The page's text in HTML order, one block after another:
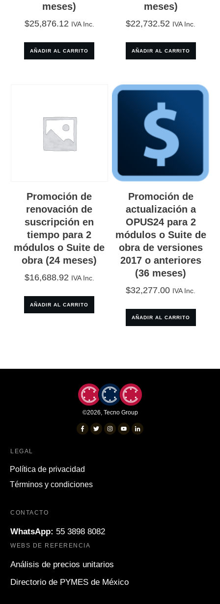
meses)
$25,876.12 IVA Inc.
AÑADIR AL CARRITO
meses)
$22,732.52 IVA Inc.
AÑADIR AL CARRITO
Promoción de
renovación de
suscripción en
tiempo para 2
módulos o Suite de
obra (24 meses)
$16,688.92 IVA Inc.
AÑADIR AL CARRITO
Promoción de
actualización a
OPUS24 para 2
módulos o Suite de
obra de versiones
2017 o anteriores
(36 meses)
$32,277.00 IVA Inc.
AÑADIR AL CARRITO
©2026, Tecno Group
LEGAL
Política de privacidad
Términos y condiciones
CONTACTO
WhatsApp: 55 3898 8082
WEBS DE REFERENCIA
Análisis de precios unitarios
Directorio de PYMES de México